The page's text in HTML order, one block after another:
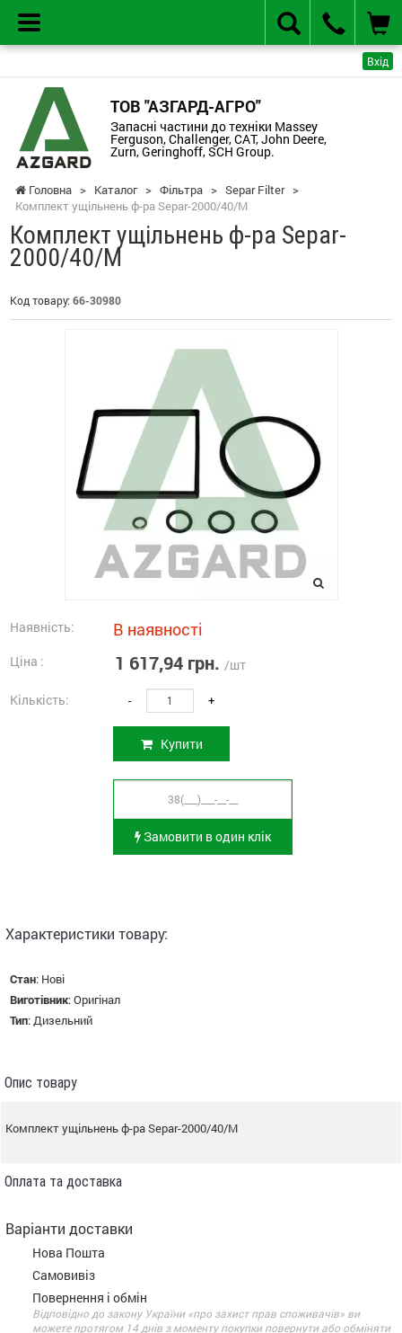
Вхід
ТОВ "АЗГАРД-АГРО"
Запасні частини до техніки Massey
Ferguson, Challenger, CAT, John Deere,
Zurn, Geringhoff, SCH Group.
Головна > Каталог > Фільтра > Separ Filter >
Комплект ущільнень ф-ра Separ-2000/40/M
Комплект ущільнень ф-ра Separ-
2000/40/M
Код товару: 66-30980
Наявність: В наявності
Ціна : 1 617,94 грн. /шт
Кількість: - +
Купити
Замовити в один клік
Характеристики товару:
Стан: Нові
Виготівник:Оригінал
Тип: Дизельний
Опис товару
Комплект ущільнень ф-ра Separ-2000/40/M
Оплата та доставка
Варіанти доставки
Нова Пошта
Самовивіз
Повернення і обмін
Відповідно до закону України «про захист прав споживачів» ви
можете протягом 14 днів з моменту покупки повернути або обміняти